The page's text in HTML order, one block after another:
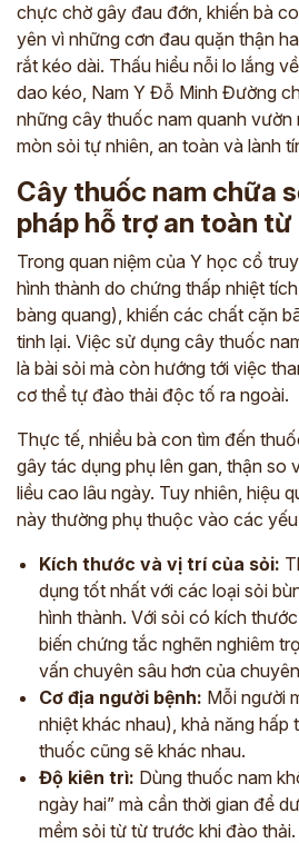
chực chờ gây đau đớn, khiến bà
yên vì những cơn đau quặn thận
rắt kéo dài. Thấu hiểu nỗi lo lắng
dao kéo, Nam Y Đỗ Minh Đường
những cây thuốc nam quanh vườn
mòn sỏi tự nhiên, an toàn và lành
Cây thuốc nam chữa
pháp hỗ trợ an toàn
Trong quan niệm của Y học cổ
hình thành do chứng thấp nhiệt
bàng quang), khiến các chất cặn
tinh lại. Việc sử dụng cây thuốc
là bài sỏi mà còn hướng tới việc
cơ thể tự đào thải độc tố ra ngoài.
Thực tế, nhiều bà con tìm đến
gây tác dụng phụ lên gan, thận so
liều cao lâu ngày. Tuy nhiên, hiệu
này thường phụ thuộc vào các
Kích thước và vị trí của sỏi:
dụng tốt nhất với các loại sỏi
hình thành. Với sỏi có kích
biến chứng tắc nghẽn nghiêm
vấn chuyên sâu hơn của
Cơ địa người bệnh: Mỗi người
nhiệt khác nhau), khả năng hấp
thuốc cũng sẽ khác nhau.
Độ kiên trì: Dùng thuốc nam
ngày hai” mà cần thời gian để
mềm sỏi từ từ trước khi đào thải.